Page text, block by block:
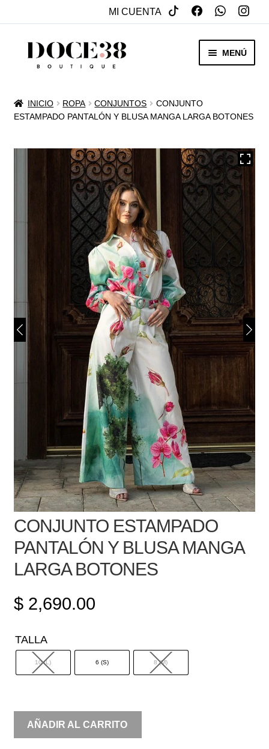
MI CUENTA
SALTAR
MENÚ
VENTA
REBAJAS
VESTIDOS DE NOVIA
MENÚ
ACCESORIOS
INICIO ROPA CONJUNTOS
CONJUNTO
ESTAMPADO PANTALÓN Y BLUSA MANGA LARGA BOTONES
CONJUNTO ESTAMPADO
PANTALÓN Y BLUSA MANGA
LARGA BOTONES
$2,690.00
TALLA
10 (L) 6 (S) 8 (M)
CONJUNTO
ESTAMPADO
AÑADIR AL CARRITO